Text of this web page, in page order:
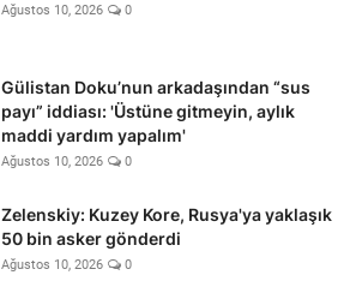
Ağustos 10, 2026 0
Gülistan Doku’nun arkadaşından “sus
payı” iddiası: 'Üstüne gitmeyin, aylık
maddi yardım yapalım'
Ağustos 10, 2026 0
Zelenskiy: Kuzey Kore, Rusya'ya yaklaşık
50 bin asker gönderdi
Ağustos 10, 2026 0